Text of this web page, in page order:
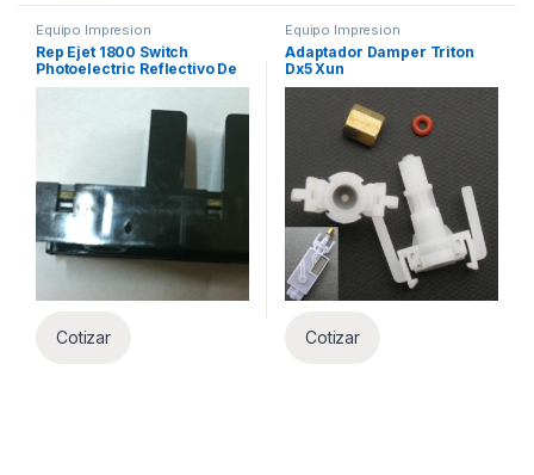
Equipo Impresion
Rep Ejet 1800 Switch
Photoelectric Reflectivo De
Material X Un
Cotizar
Equipo Impresion
Adaptador Damper Triton
Dx5 Xun
Cotizar